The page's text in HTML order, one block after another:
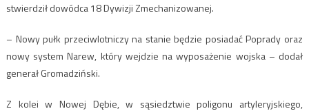
stwierdził dowódca 18 Dywizji Zmechanizowanej.
– Nowy pułk przeciwlotniczy na stanie będzie posiadać Poprady oraz
nowy system Narew, który wejdzie na wyposażenie wojska – dodał
generał Gromadziński.
Z kolei w Nowej Dębie, w sąsiedztwie poligonu artyleryjskiego,